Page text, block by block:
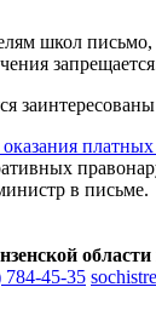
школ письмо,
платных
в письме.
784-45-35